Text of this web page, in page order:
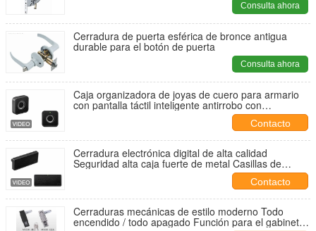
Consulta ahora
Cerradura de puerta esférica de bronce antigua
durable para el botón de puerta
Consulta ahora
Caja organizadora de joyas de cuero para armario
con pantalla táctil inteligente antirrobo con
contraseña electrónica segura con construcción de
Contacto
Cerradura electrónica digital de alta calidad
Seguridad alta caja fuerte de metal Casillas de
seguridad de oficina Contraseña de acceso
Contacto
Cerraduras mecánicas de estilo moderno Todo
encendido / todo apagado Función para el gabinete